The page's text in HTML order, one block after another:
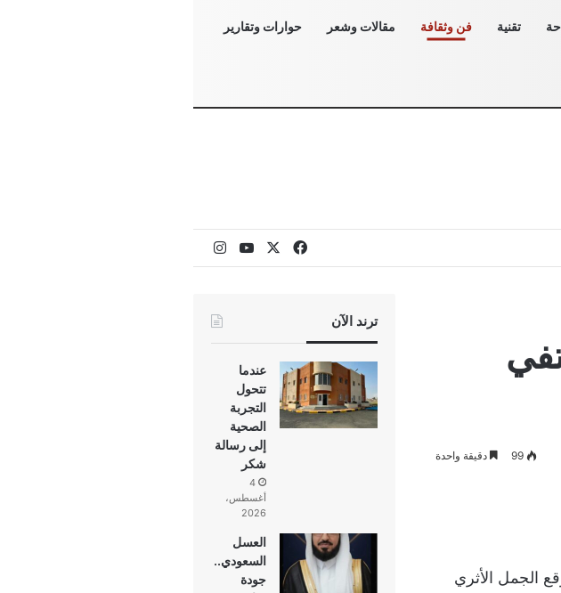
تقنية فن وثقافة مقالات وشعر حوارات وتقارير
فيسبوك ‫YouTubeانستقرام
99 دقيقة واحدة
الجمل الأثري
ترند الآن
عندما
تتحول
التجربة
الصحية
إلى رسالة
شكر
4
أغسطس،
2026
العسل
السعودي..
جودة